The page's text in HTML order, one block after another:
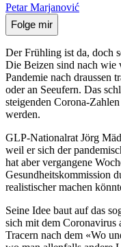
Petar Marjanović
Folge mir
Der Frühling ist da, doch
Die Beizen sind nach wie
Pandemie nach draussen
oder an Seeufern. Das
steigenden Corona-
werden.
GLP-Nationalrat Jörg
weil er sich der
hat aber vergangene
Gesundheitskommission
realistischer machen
Seine Idee baut auf das
sich mit dem Coronavirus
Tracern nach dem «Wo